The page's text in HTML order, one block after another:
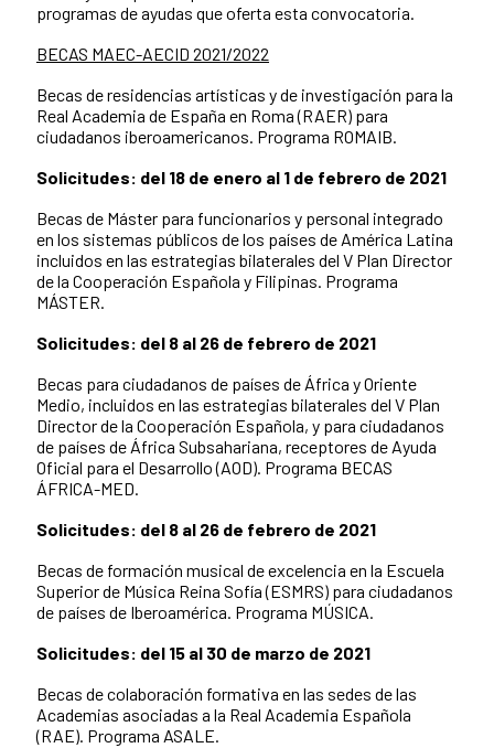
programas de ayudas que oferta esta convocatoria.
BECAS MAEC-AECID 2021/2022
Becas de residencias artísticas y de investigación para la
Real Academia de España en Roma (RAER) para
ciudadanos iberoamericanos. Programa ROMAIB.
Solicitudes: del 18 de enero al 1 de febrero de 2021
Becas de Máster para funcionarios y personal integrado
en los sistemas públicos de los países de América Latina
incluidos en las estrategias bilaterales del V Plan Director
de la Cooperación Española y Filipinas. Programa
MÁSTER.
Solicitudes: del 8 al 26 de febrero de 2021
Becas para ciudadanos de países de África y Oriente
Medio, incluidos en las estrategias bilaterales del V Plan
Director de la Cooperación Española, y para ciudadanos
de países de África Subsahariana, receptores de Ayuda
Oficial para el Desarrollo (AOD). Programa BECAS
ÁFRICA-MED.
Solicitudes: del 8 al 26 de febrero de 2021
Becas de formación musical de excelencia en la Escuela
Superior de Música Reina Sofía (ESMRS) para ciudadanos
de países de Iberoamérica. Programa MÚSICA.
Solicitudes: del 15 al 30 de marzo de 2021
Becas de colaboración formativa en las sedes de las
Academias asociadas a la Real Academia Española
(RAE). Programa ASALE.